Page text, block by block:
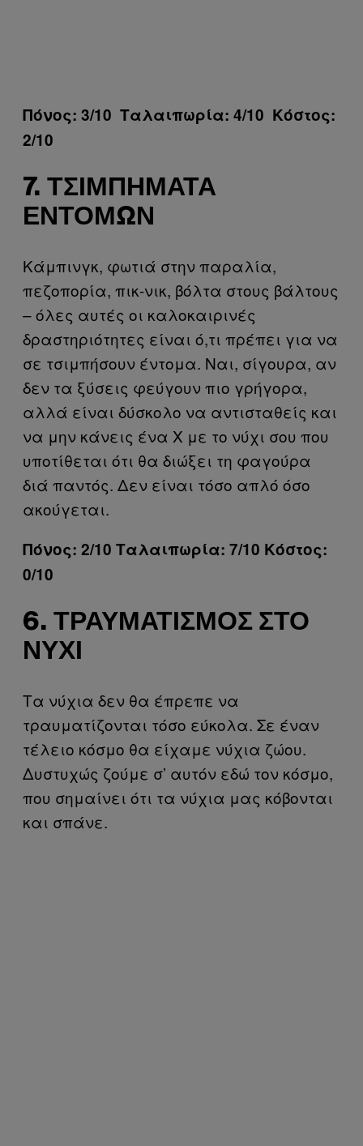
Πόνος: 3/10 Ταλαιπωρία: 4/10 Κόστος:
2/10
7. ΤΣΙΜΠΉΜΑΤΑ
ΕΝΤΌΜΩΝ
Κάμπινγκ, φωτιά στην παραλία,
πεζοπορία, πικ-νικ, βόλτα στους βάλτους
– όλες αυτές οι καλοκαιρινές
δραστηριότητες είναι ό,τι πρέπει για να
σε τσιμπήσουν έντομα. Ναι, σίγουρα, αν
δεν τα ξύσεις φεύγουν πιο γρήγορα,
αλλά είναι δύσκολο να αντισταθείς και
να μην κάνεις ένα Χ με το νύχι σου που
υποτίθεται ότι θα διώξει τη φαγούρα
διά παντός. Δεν είναι τόσο απλό όσο
ακούγεται.
Πόνος: 2/10 Ταλαιπωρία: 7/10 Κόστος:
0/10
6. ΤΡΑΥΜΑΤΙΣΜΌΣ ΣΤΟ
ΝΎΧΙ
Τα νύχια δεν θα έπρεπε να
τραυματίζονται τόσο εύκολα. Σε έναν
τέλειο κόσμο θα είχαμε νύχια ζώου.
Δυστυχώς ζούμε σ’ αυτόν εδώ τον κόσμο,
που σημαίνει ότι τα νύχια μας κόβονται
και σπάνε.